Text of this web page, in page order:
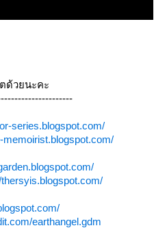
ด้วยนะคะ
series.blogspot.com/
memoirist.blogspot.com/
earthangel.gdm